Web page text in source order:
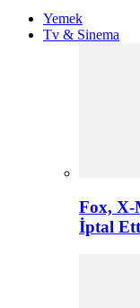
Yemek
Tv & Sinema
Fox, X-
İptal